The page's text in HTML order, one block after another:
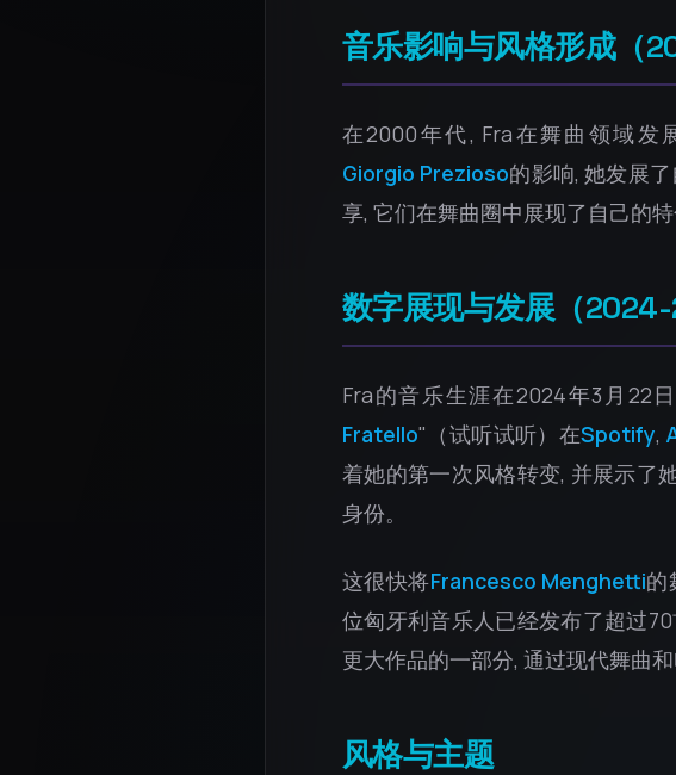
音乐影响与风格形成（
在2000年代, Fra在舞曲领域发
Giorgio Prezioso的影响, 她发展
享, 它们在舞曲圈中展现了自己的
数字展现与发展（2024-
Fra的音乐生涯在2024年3月22
Fratello"（试听试听）在Spotify,
着她的第一次风格转变, 并展示了
身份。
这很快将Francesco Menghetti的
位匈牙利音乐人已经发布了超过
更大作品的一部分, 通过现代舞曲
风格与主题